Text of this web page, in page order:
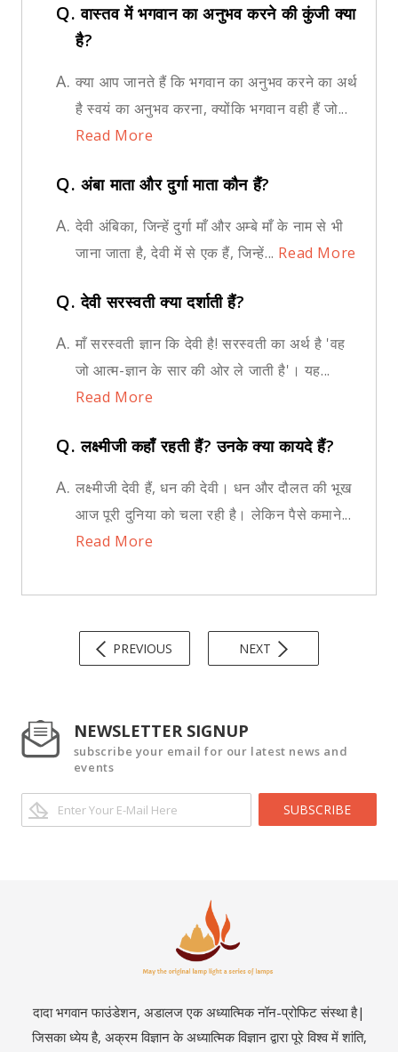
Q.वास्तव में भगवान का अनुभव करने की कुंजी क्या
है?
A. क्या आप जानते हैं कि भगवान का अनुभव करने का अर्थ
है स्वयं का अनुभव करना, क्योंकि भगवान वही हैं जो...
Read More
Q. अंबा माता और दुर्गा माता कौन हैं?
A. देवी अंबिका, जिन्हें दुर्गा माँ और अम्बे माँ के नाम से भी
जाना जाता है, देवी में से एक हैं, जिन्हें... Read More
Q.देवी सरस्वती क्या दर्शाती हैं?
A. माँ सरस्वती ज्ञान कि देवी है! सरस्वती का अर्थ है 'वह
जो आत्म-ज्ञान के सार की ओर ले जाती है'। यह...
Read More
Q.लक्ष्मीजी कहाँ रहती हैं? उनके क्या कायदे हैं?
A. लक्ष्मीजी देवी हैं, धन की देवी। धन और दौलत की भूख
आज पूरी दुनिया को चला रही है। लेकिन पैसे कमाने...
Read More
PREVIOUS NEXT
NEWSLETTER SIGNUP
subscribe your email for our latest news and
events
SUBSCRIBE
दादा भगवान फाउंडेशन, अडालज एक अध्यात्मिक नॉन-प्रोफिट संस्था है|
जिसका ध्येय है, अक्रम विज्ञान के अध्यात्मिक विज्ञान द्वारा पूरे विश्व में शांति,